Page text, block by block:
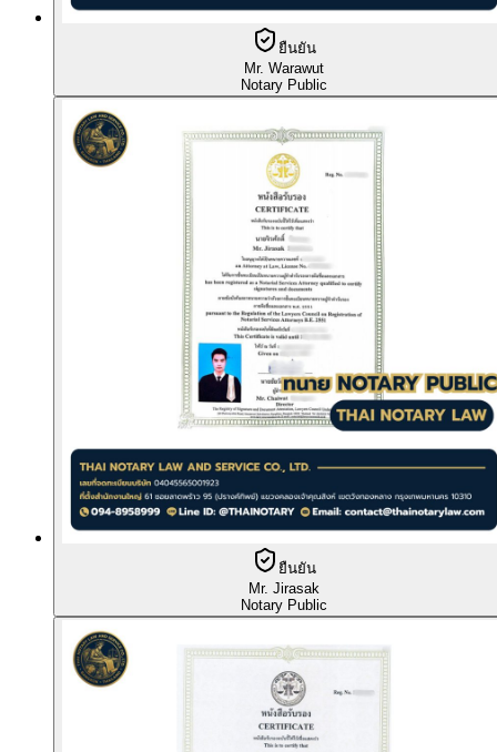
ยืนยัน
Mr. Warawut
Notary Public
ยืนยัน
Mr. Jirasak
Notary Public